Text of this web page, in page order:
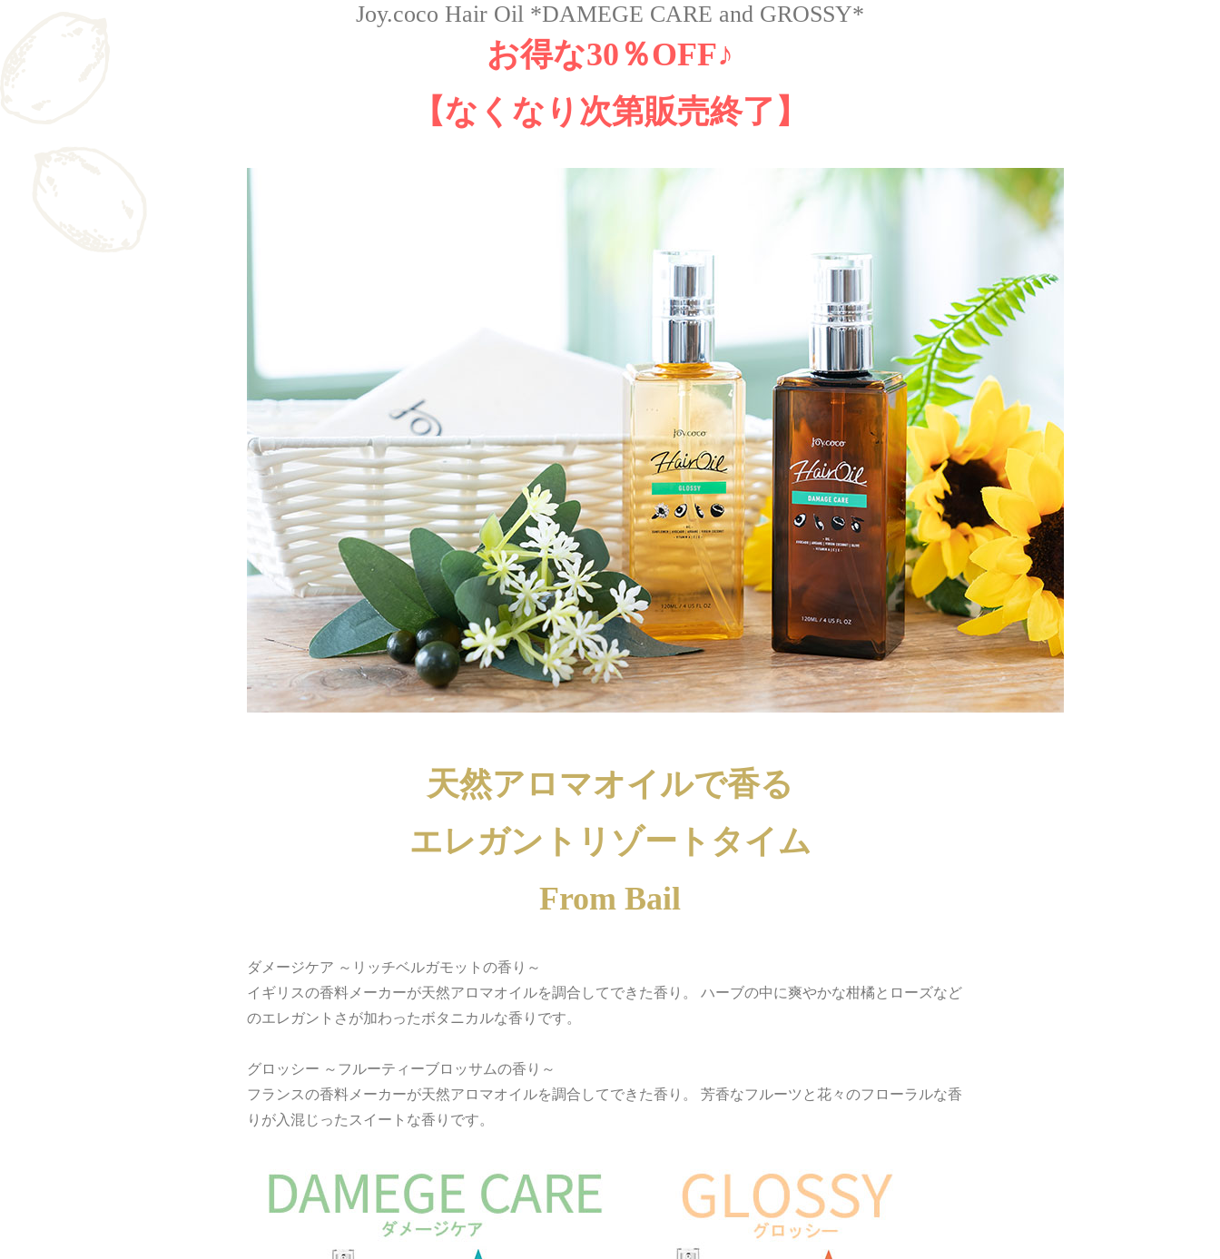
Joy.coco Hair Oil *DAMEGE CARE and GROSSY*
お得な30％OFF♪
【なくなり次第販売終了】
天然アロマオイルで香る
エレガントリゾートタイム
From Bail
ダメージケア ～リッチベルガモットの香り～
イギリスの香料メーカーが天然アロマオイルを調合してできた香り。 ハーブの中に爽やかな柑橘とローズなど
のエレガントさが加わったボタニカルな香りです。
グロッシー ～フルーティーブロッサムの香り～
フランスの香料メーカーが天然アロマオイルを調合してできた香り。 芳香なフルーツと花々のフローラルな香
りが入混じったスイートな香りです。